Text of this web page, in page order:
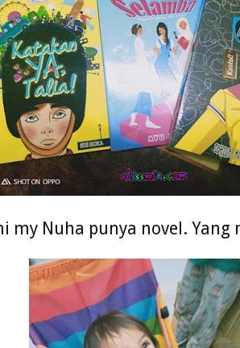
my Nuha punya novel. Yang